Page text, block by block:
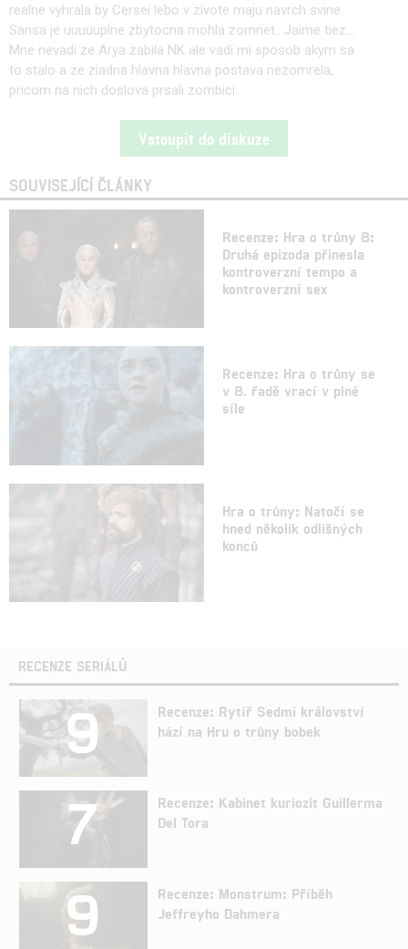
realne vyhrala by Cersei lebo v zivote maju navrch svine.
Sansa je uuuuuplne zbytocna mohla zomriet.. Jaime tiez...
Mne nevadi ze Arya zabila NK ale vadi mi sposob akym sa
to stalo a ze ziadna hlavna hlavna postava nezomrela,
pricom na nich doslova prsali zombici.
Vstoupit do diskuze
SOUVISEJÍCÍ ČLÁNKY
Recenze: Hra o trůny 8:
Druhá epizoda přinesla
kontroverzní tempo a
kontroverzní sex
Recenze: Hra o trůny se
v 8. řadě vrací v plné
síle
Hra o trůny: Natočí se
hned několik odlišných
konců
RECENZE SERIÁLŮ
9
Recenze: Rytíř Sedmi království
hází na Hru o trůny bobek
7
Recenze: Kabinet kuriozit Guillerma
Del Tora
9
Recenze: Monstrum: Příběh
Jeffreyho Dahmera